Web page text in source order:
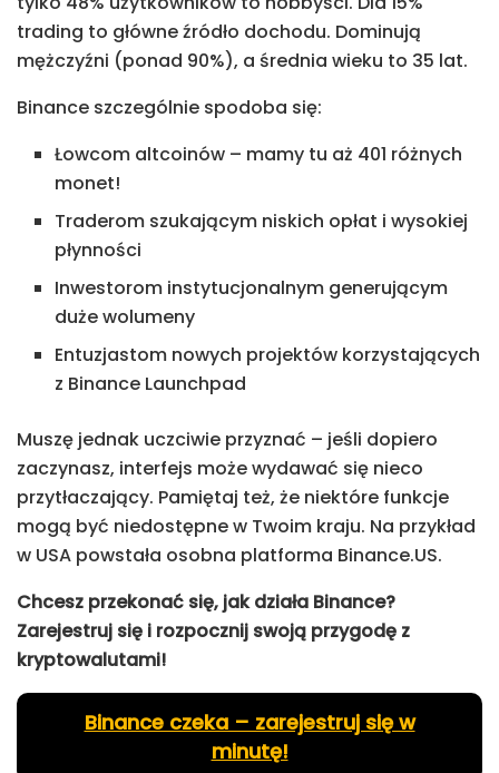
trading to główne źródło dochodu. Dominują
mężczyźni (ponad 90%), a średnia wieku to 35 lat.
Binance szczególnie spodoba się:
Łowcom altcoinów – mamy tu aż 401 różnych
monet!
Traderom szukającym niskich opłat i wysokiej
płynności
Inwestorom instytucjonalnym generującym
duże wolumeny
Entuzjastom nowych projektów korzystających
z Binance Launchpad
Muszę jednak uczciwie przyznać – jeśli dopiero
zaczynasz, interfejs może wydawać się nieco
przytłaczający. Pamiętaj też, że niektóre funkcje
mogą być niedostępne w Twoim kraju. Na przykład
w USA powstała osobna platforma Binance.US.
Chcesz przekonać się, jak działa Binance?
Zarejestruj się i rozpocznij swoją przygodę z
kryptowalutami!
Binance czeka – zarejestruj się w
minutę!